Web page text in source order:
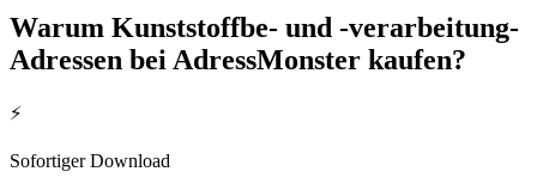
Warum Kunststoffbe- und -verarbeitung-
Adressen bei AdressMonster kaufen?
⚡
Sofortiger Download